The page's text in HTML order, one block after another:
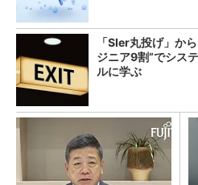
「SIer丸投げ」か
ジニア9割”でシス
ルに学ぶ